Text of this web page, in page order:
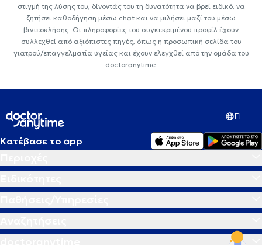
στιγμή της λύσης του, δίνοντάς του τη δυνατότητα να βρεί ειδικό, να
ζητήσει καθοδήγηση μέσω chat και να μιλήσει μαζί του μέσω
βιντεοκλήσης. Οι πληροφορίες του συγκεκριμένου προφίλ έχουν
συλλεχθεί από αξιόπιστες πηγές, όπως η προσωπική σελίδα του
γιατρού/επαγγελματία υγείας και έχουν ελεγχθεί από την ομάδα του
doctoranytime.
EL
Κατέβασε το app